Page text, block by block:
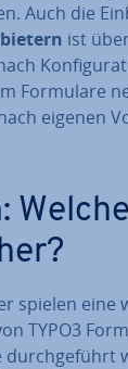
Auch die
ist
Formulare
eigenen
spielen eine
TYPO3
durch­ge­führt